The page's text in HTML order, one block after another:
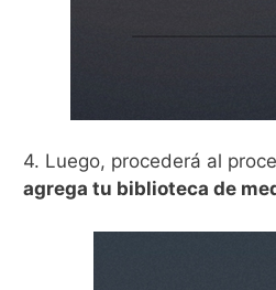
4. Luego, procederá al
agrega tu biblioteca de